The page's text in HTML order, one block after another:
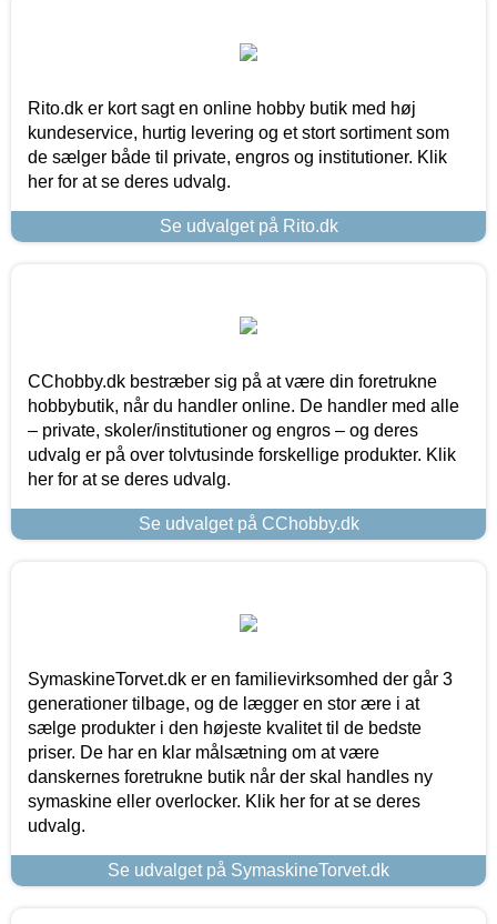
Rito.dk er kort sagt en online hobby butik med høj
kundeservice, hurtig levering og et stort sortiment som
de sælger både til private, engros og institutioner. Klik
her for at se deres udvalg.
Se udvalget på Rito.dk
CChobby.dk bestræber sig på at være din foretrukne
hobbybutik, når du handler online. De handler med alle
– private, skoler/institutioner og engros – og deres
udvalg er på over tolvtusinde forskellige produkter. Klik
her for at se deres udvalg.
Se udvalget på CChobby.dk
SymaskineTorvet.dk er en familievirksomhed der går 3
generationer tilbage, og de lægger en stor ære i at
sælge produkter i den højeste kvalitet til de bedste
priser. De har en klar målsætning om at være
danskernes foretrukne butik når der skal handles ny
symaskine eller overlocker. Klik her for at se deres
udvalg.
Se udvalget på SymaskineTorvet.dk